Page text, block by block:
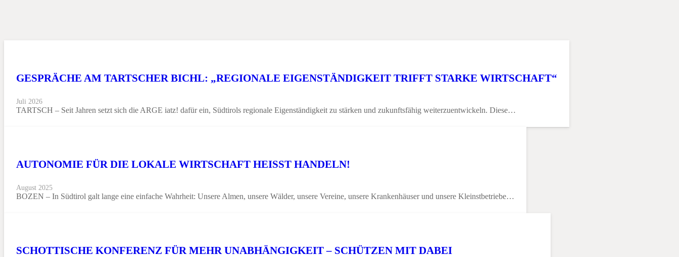
GESPRÄCHE AM TARTSCHER BICHL: „REGIONALE EIGENSTÄNDIGKEIT TRIFFT STARKE WIRTSCHAFT“
Juli 2026
TARTSCH – Seit Jahren setzt sich die ARGE iatz! dafür ein, Südtirols regionale Eigenständigkeit zu stärken und zukunftsfähig weiterzuentwickeln. Diese…
AUTONOMIE FÜR DIE LOKALE WIRTSCHAFT HEISST HANDELN!
August 2025
BOZEN – In Südtirol galt lange eine einfache Wahrheit: Unsere Almen, unsere Wälder, unsere Vereine, unsere Krankenhäuser und unsere Kleinstbetriebe…
SCHOTTISCHE KONFERENZ FÜR MEHR UNABHÄNGIGKEIT – SCHÜTZEN MIT DABEI